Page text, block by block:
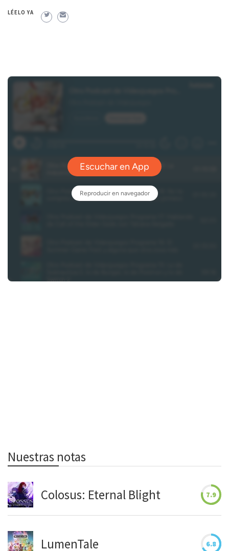
LÉELO YA
Nuestras notas
Colosus: Eternal Blight 7.9
LumenTale 6.8